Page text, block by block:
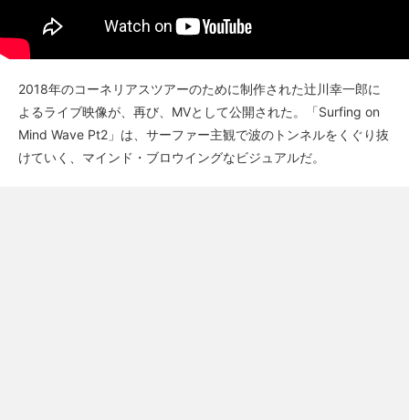
2018年のコーネリアスツアーのために制作された辻川幸一郎に
よるライブ映像が、再び、MVとして公開された。「Surfing on
Mind Wave Pt2」は、サーファー主観で波のトンネルをくぐり抜
けていく、マインド・ブロウイングなビジュアルだ。